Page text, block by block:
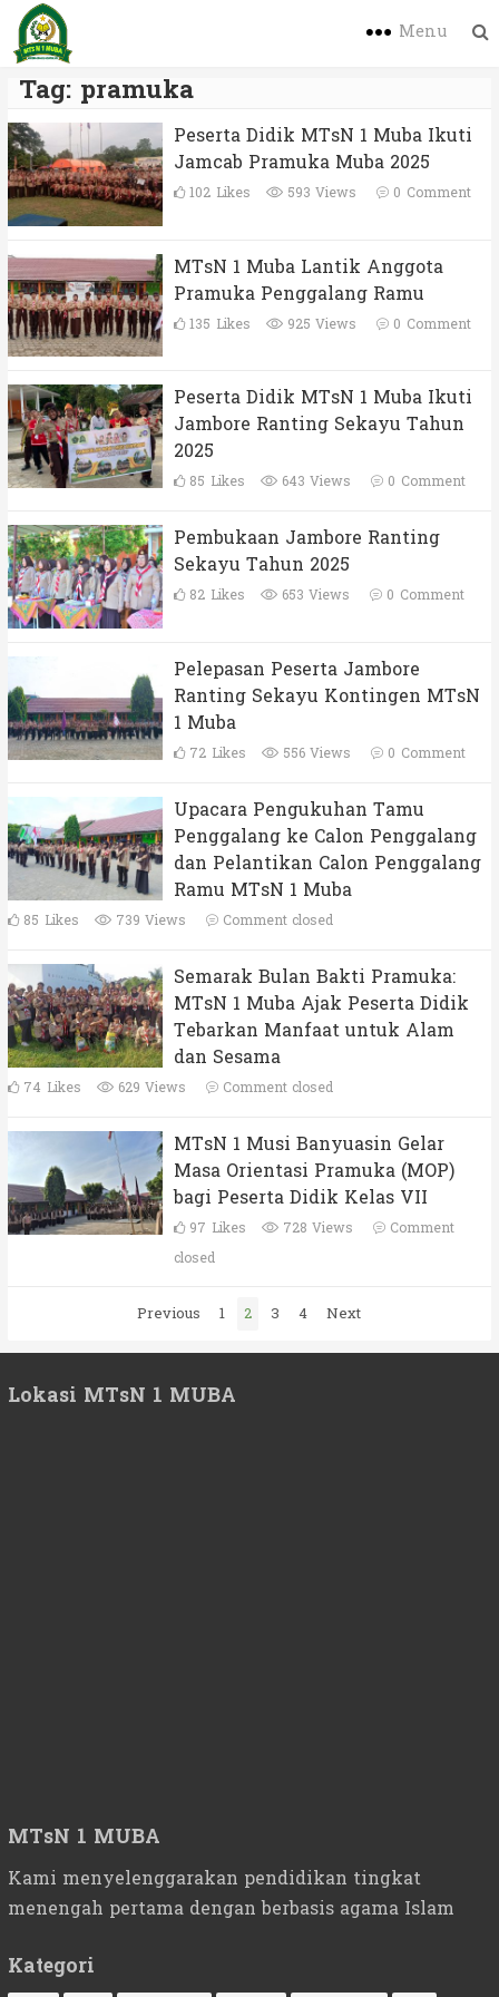
Menu
Tag: pramuka
Peserta Didik MTsN 1 Muba Ikuti
Jamcab Pramuka Muba 2025
102 Likes 593 Views 0 Comment
MTsN 1 Muba Lantik Anggota
Pramuka Penggalang Ramu
135 Likes 925 Views 0 Comment
Peserta Didik MTsN 1 Muba Ikuti
Jambore Ranting Sekayu Tahun
2025
85 Likes 643 Views 0 Comment
Pembukaan Jambore Ranting
Sekayu Tahun 2025
82 Likes 653 Views 0 Comment
Pelepasan Peserta Jambore
Ranting Sekayu Kontingen MTsN
1 Muba
72 Likes 556 Views 0 Comment
Upacara Pengukuhan Tamu
Penggalang ke Calon Penggalang
dan Pelantikan Calon Penggalang
Ramu MTsN 1 Muba
85 Likes 739 Views Comment closed
Semarak Bulan Bakti Pramuka:
MTsN 1 Muba Ajak Peserta Didik
Tebarkan Manfaat untuk Alam
dan Sesama
74 Likes 629 Views Comment closed
MTsN 1 Musi Banyuasin Gelar
Masa Orientasi Pramuka (MOP)
bagi Peserta Didik Kelas VII
97 Likes 728 Views
Comment
closed
Previous 1 2 3 4 Next
Lokasi MTsN 1 MUBA
MTsN 1 MUBA
Kami menyelenggarakan pendidikan tingkat
menengah pertama dengan berbasis agama Islam
Kategori